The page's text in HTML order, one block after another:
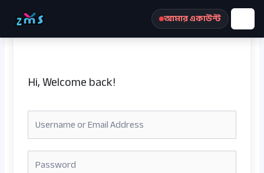
আমার একাউন্ট
Hi, Welcome back!